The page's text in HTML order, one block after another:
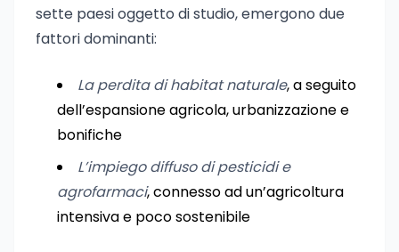
sette paesi oggetto di studio, emergono due
fattori dominanti:
La perdita di habitat naturale, a seguito
dell’espansione agricola, urbanizzazione e
bonifiche
L’impiego diffuso di pesticidi e
agrofarmaci, connesso ad un’agricoltura
intensiva e poco sostenibile